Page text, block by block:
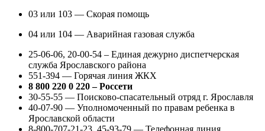
03 или 103 — Скорая помощь
04 или 104 — Аварийная газовая служба
25-06-06, 20-00-54 – Единая дежурно диспетчерская
служба Ярославского района
551-394 — Горячая линия ЖКХ
8 800 220 0 220 – Россети
30-55-55 — Поисково-спасательный отряд г. Ярославля
40-07-90 — Уполномоченный по правам ребенка в
Ярославской области